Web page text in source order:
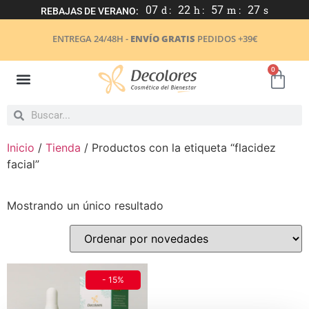
REBAJAS DE VERANO: 07 d : 22 h : 57 m : 27 s
ENTREGA 24/48H - ENVÍO GRATIS PEDIDOS +39€
0
Inicio / Tienda / Productos con la etiqueta “flacidez
facial”
Mostrando un único resultado
- 15%